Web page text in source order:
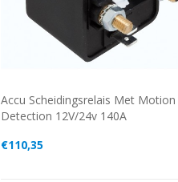
Accu Scheidingsrelais Met Motion
Detection 12V/24v 140A
€110,35